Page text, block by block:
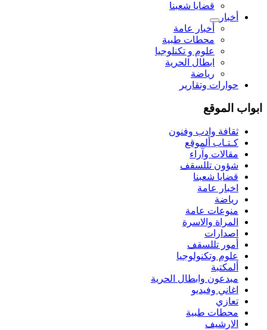
قضايا شعبنا
أخبار
أخبار عامة
محطات طبية
علوم و تکنلوجیا
ابطال الحرية
رياضة
حوارات وتقارير
ابواب الموقع
ثقافة وادب وفنون
كـتـاب ألموقع
مقالات وآراء
شؤون تللسقف
قضايا شعبنا
اخبار عامة
رياضة
منوعات عامة
المراة والاسرة
اصدارات
أمور تللسقف
علوم وتكنولوجيا
ألمكتبة
مبدعون وابطال الحرية
اغاني وفيديو
تعازي
محطات طبية
الارشيف